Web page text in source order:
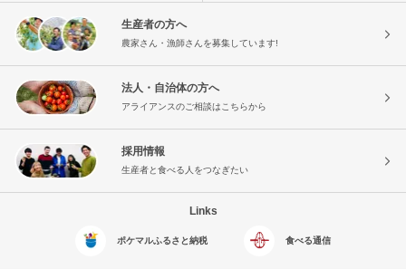
生産者の方へ
農家さん・漁師さんを募集しています!
法人・自治体の方へ
アライアンスのご相談はこちらから
採用情報
生産者と食べる人をつなぎたい
Links
ポケマルふるさと納税 食べる通信